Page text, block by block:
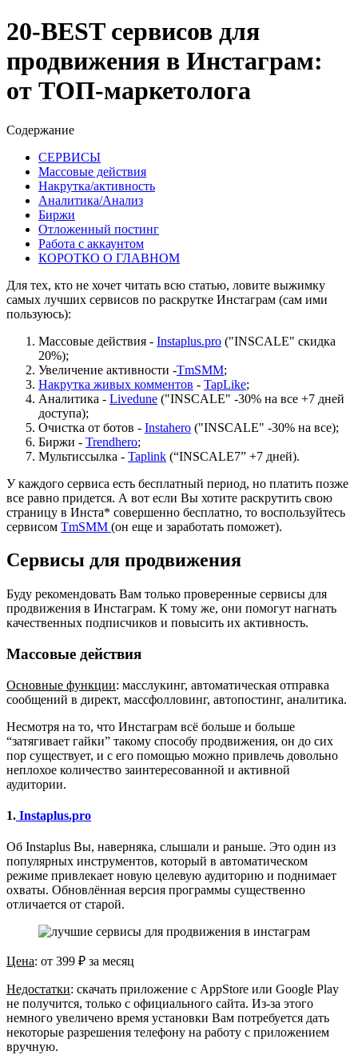
20-BEST сервисов для
продвижения в Инстаграм:
от ТОП-маркетолога
Содержание
СЕРВИСЫ
Массовые действия
Накрутка/активность
Аналитика/Анализ
Биржи
Отложенный постинг
Работа с аккаунтом
КОРОТКО О ГЛАВНОМ
Для тех, кто не хочет читать всю статью, ловите выжимку
самых лучших сервисов по раскрутке Инстаграм (сам ими
пользуюсь):
Массовые действия - Instaplus.pro ("INSCALE" скидка
20%);
Увеличение активности -TmSMM;
Накрутка живых комментов - TapLike;
Аналитика - Livedune ("INSCALE" -30% на все +7 дней
доступа);
Очистка от ботов - Instahero ("INSCALE" -30% на все);
Биржи - Trendhero;
Мультиссылка - Taplink (“INSCALE7” +7 дней).
У каждого сервиса есть бесплатный период, но платить позже
все равно придется. А вот если Вы хотите раскрутить свою
страницу в Инста* совершенно бесплатно, то воспользуйтесь
сервисом TmSMM (он еще и заработать поможет).
Сервисы для продвижения
Буду рекомендовать Вам только проверенные сервисы для
продвижения в Инстаграм. К тому же, они помогут нагнать
качественных подписчиков и повысить их активность.
Массовые действия
Основные функции: масслукинг, автоматическая отправка
сообщений в директ, массфолловинг, автопостинг, аналитика.
Несмотря на то, что Инстаграм всё больше и больше
“затягивает гайки” такому способу продвижения, он до сих
пор существует, и с его помощью можно привлечь довольно
неплохое количество заинтересованной и активной
аудитории.
1. Instaplus.pro
Об Instaplus Вы, наверняка, слышали и раньше. Это один из
популярных инструментов, который в автоматическом
режиме привлекает новую целевую аудиторию и поднимает
охваты. Обновлённая версия программы существенно
отличается от старой.
Цена: от 399 ₽ за месяц
Недостатки: скачать приложение с AppStore или Google Play
не получится, только с официального сайта. Из-за этого
немного увеличено время установки Вам потребуется дать
некоторые разрешения телефону на работу с приложением
вручную.